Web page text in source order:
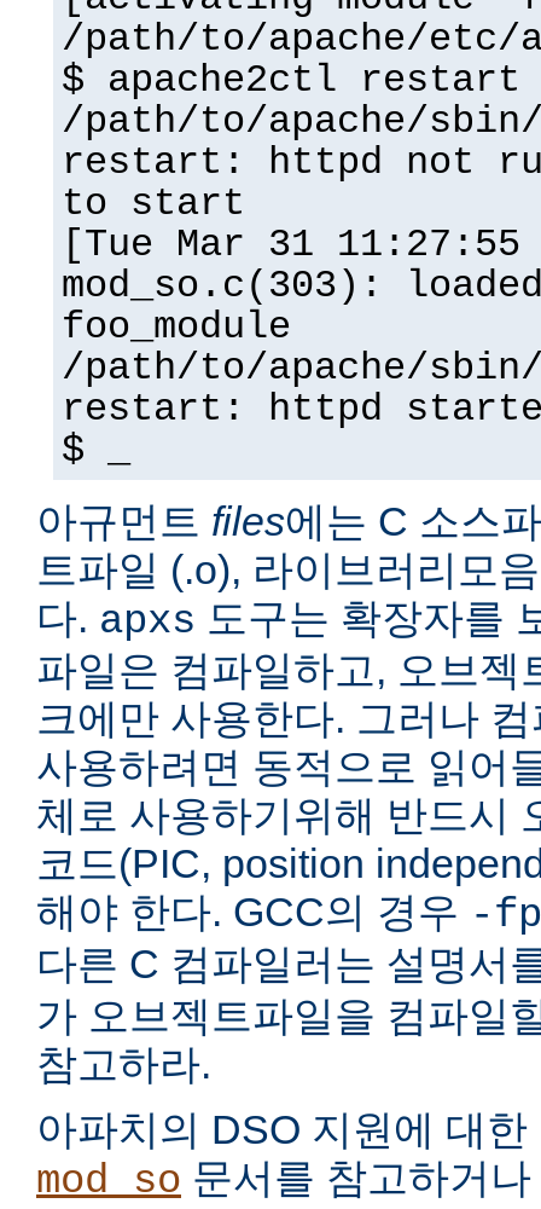
/path/to/apache/etc/
$ apache2ctl restart
/path/to/apache/
restart: httpd not
to start
[Tue Mar 31
mod_so.c(303):
foo_module
/path/to/apache/
restart: httpd
$ _
아규먼트 files에는 C 소스
트파일 (.o), 라이브러리모
다. apxs 도구는 확장자를
파일은 컴파일하고, 오브젝
크에만 사용한다. 그러나
사용하려면 동적으로 읽어
체로 사용하기위해 반드시
코드(PIC, position
해야 한다. GCC의 경우 -
다른 C 컴파일러는 설명서
가 오브젝트파일을 컴파일
참고하라.
아파치의 DSO 지원에 대
mod_so 문서를 참고하거나